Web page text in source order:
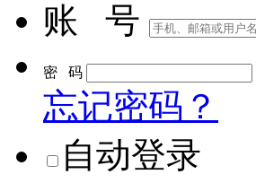
账 号
密 码
忘记密码？
自动登录